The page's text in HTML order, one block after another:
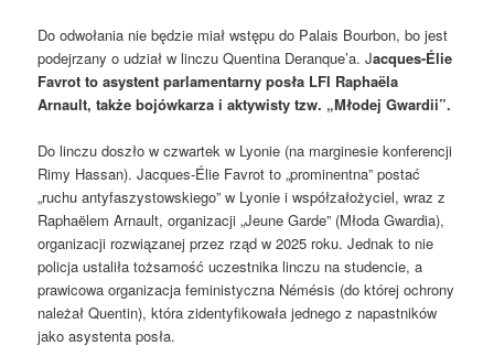
Do odwołania nie będzie miał wstępu do Palais Bourbon, bo jest
podejrzany o udział w linczu Quentina Deranque’a. Jacques-Élie
Favrot to asystent parlamentarny posła LFI Raphaëla
Arnault, także bojówkarza i aktywisty tzw. „Młodej Gwardii”.
Do linczu doszło w czwartek w Lyonie (na marginesie konferencji
Rimy Hassan). Jacques-Élie Favrot to „prominentna” postać
„ruchu antyfaszystowskiego” w Lyonie i współzałożyciel, wraz z
Raphaëlem Arnault, organizacji „Jeune Garde” (Młoda Gwardia),
organizacji rozwiązanej przez rząd w 2025 roku. Jednak to nie
policja ustaliła tożsamość uczestnika linczu na studencie, a
prawicowa organizacja feministyczna Némésis (do której ochrony
należał Quentin), która zidentyfikowała jednego z napastników
jako asystenta posła.